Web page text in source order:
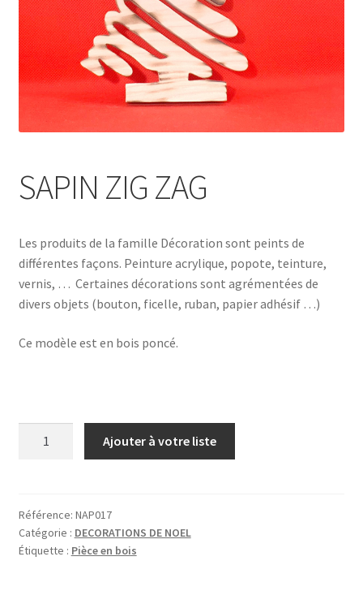
SAPIN ZIG ZAG
Les produits de la famille Décoration sont peints de
différentes façons. Peinture acrylique, popote, teinture,
vernis, … Certaines décorations sont agrémentées de
divers objets (bouton, ficelle, ruban, papier adhésif …)
Ce modèle est en bois poncé.
ZAG
Ajouter à votre liste
Référence: NAP017
Catégorie : DECORATIONS DE NOEL
Étiquette : Pièce en bois